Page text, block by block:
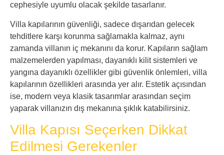
cephesiyle uyumlu olacak şekilde tasarlanır.
Villa kapılarının güvenliği, sadece dışarıdan gelecek
tehditlere karşı korunma sağlamakla kalmaz, aynı
zamanda villanın iç mekanını da korur. Kapıların sağlam
malzemelerden yapılması, dayanıklı kilit sistemleri ve
yangına dayanıklı özellikler gibi güvenlik önlemleri, villa
kapılarının özellikleri arasında yer alır. Estetik açısından
ise, modern veya klasik tasarımlar arasından seçim
yaparak villanızın dış mekanına şıklık katabilirsiniz.
Villa Kapısı Seçerken Dikkat
Edilmesi Gerekenler